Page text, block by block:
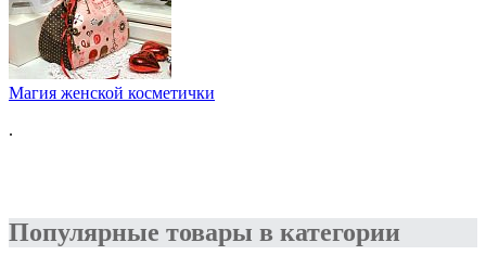
Магия женской косметички
.
Популярные товары в категории